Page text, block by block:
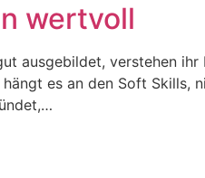
wertvoll
ausgebildet, verstehen
es an den Soft Skills,